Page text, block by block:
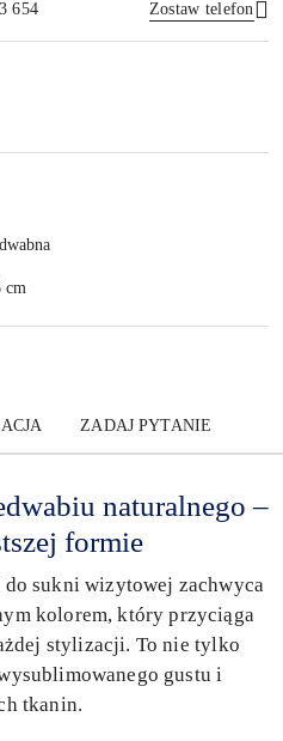
654 Zostaw telefon
cm
ZADAJ PYTANIE
naturalnego –
formie
sukni wizytowej zachwyca
kolorem, który przyciąga
stylizacji. To nie tylko
gustu i
tkanin.